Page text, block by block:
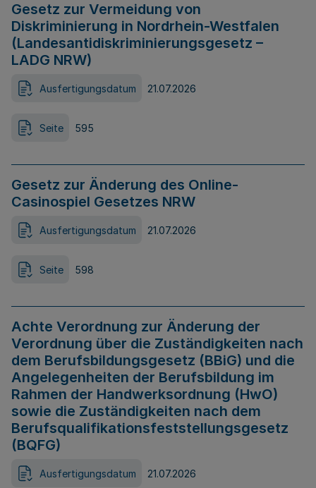
Gesetz zur Vermeidung von
Diskriminierung in Nordrhein-Westfalen
(Landesantidiskriminierungsgesetz –
LADG NRW)
Ausfertigungsdatum 21.07.2026
Seite 595
Gesetz zur Änderung des Online-
Casinospiel Gesetzes NRW
Ausfertigungsdatum 21.07.2026
Seite 598
Achte Verordnung zur Änderung der
Verordnung über die Zuständigkeiten nach
dem Berufsbildungsgesetz (BBiG) und die
Angelegenheiten der Berufsbildung im
Rahmen der Handwerksordnung (HwO)
sowie die Zuständigkeiten nach dem
Berufsqualifikationsfeststellungsgesetz
(BQFG)
Ausfertigungsdatum 21.07.2026